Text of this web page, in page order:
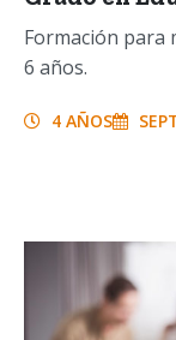
Formación para
6 años.
4 AÑOS